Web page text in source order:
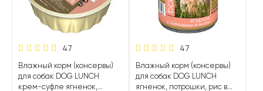
47
Влажный корм (консервы)
для собак DOG LUNCH
крем-суфле ягненок,
47
Влажный корм (консервы)
для собак DOG LUNCH
ягненок, потрошки, рис в